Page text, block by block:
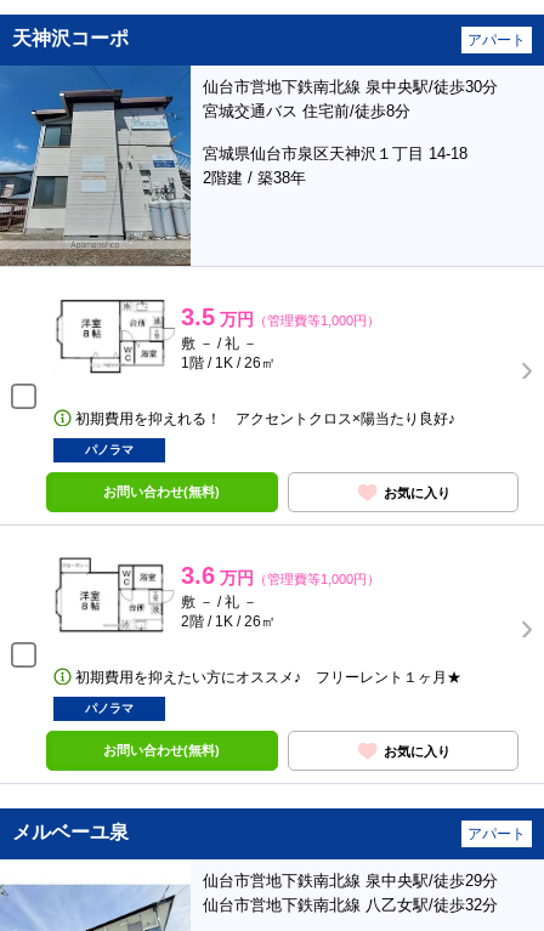
天神沢コーポ アパート
仙台市営地下鉄南北線 泉中央駅/徒歩30分
宮城交通バス 住宅前/徒歩8分
宮城県仙台市泉区天神沢１丁目 14-18
2階建 / 築38年
3.5 万円 （管理費等1,000円）
敷 － / 礼 －
1階 / 1K / 26㎡
初期費用を抑えれる！ アクセントクロス×陽当たり良好♪
パノラマ
お問い合わせ(無料) お気に入り
3.6 万円 （管理費等1,000円）
敷 － / 礼 －
2階 / 1K / 26㎡
初期費用を抑えたい方にオススメ♪ フリーレント１ヶ月★
パノラマ
お問い合わせ(無料) お気に入り
メルベーユ泉 アパート
仙台市営地下鉄南北線 泉中央駅/徒歩29分
仙台市営地下鉄南北線 八乙女駅/徒歩32分